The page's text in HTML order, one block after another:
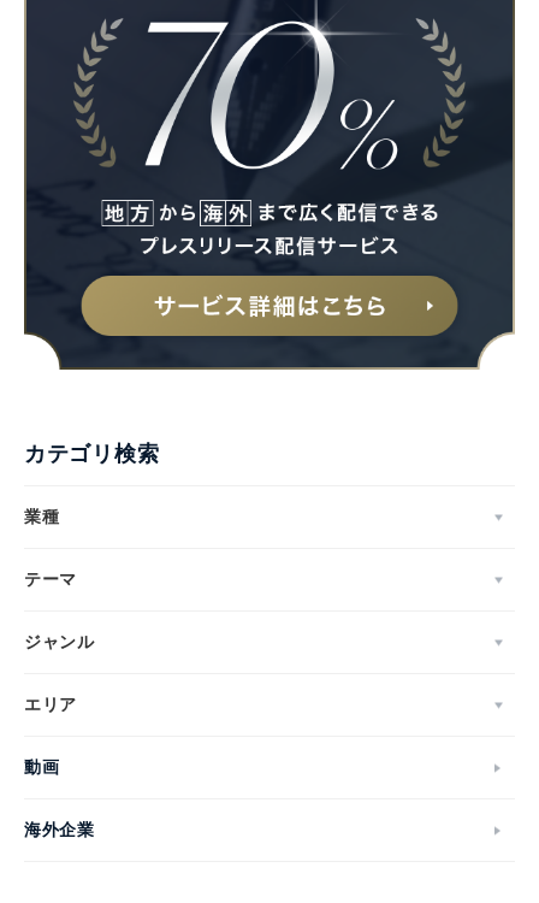
カテゴリ検索
業種
テーマ
ジャンル
エリア
動画
海外企業